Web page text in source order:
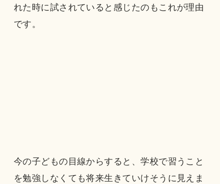
れた時に試されていると感じたのもこれが理由
です。
今の子どもの目線からすると、学校で習うこと
を勉強しなくても将来生きていけそうに見えま